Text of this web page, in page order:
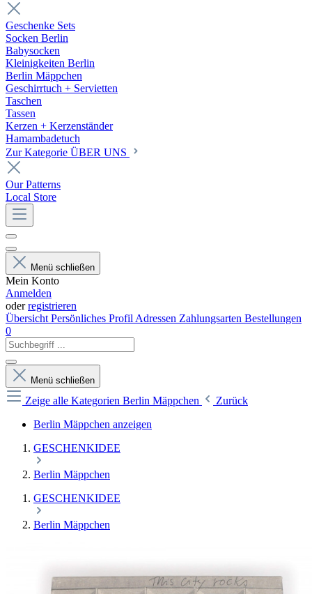
Geschenke Sets
Socken Berlin
Babysocken
Kleinigkeiten Berlin
Berlin Mäppchen
Geschirrtuch + Servietten
Taschen
Tassen
Kerzen + Kerzenständer
Hamambadetuch
Zur Kategorie ÜBER UNS
Our Patterns
Local Store
Menü schließen
Mein Konto
Anmelden
oderregistrieren
Übersicht Persönliches Profil Adressen Zahlungsarten Bestellungen
0
Menü schließen
Zeige alle Kategorien Berlin Mäppchen
Zurück
Berlin Mäppchen anzeigen
GESCHENKIDEE
Berlin Mäppchen
GESCHENKIDEE
Berlin Mäppchen